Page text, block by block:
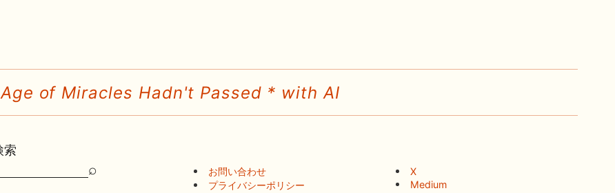
of Miracles Hadn't Passed * with AI
索
⌕
お問い合わせ
プライバシーポリシー
X
Medium